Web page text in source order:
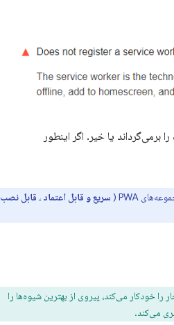
یا خیر. اگر اینطور
سریع و قابل اعتماد ، قابل نصب
خودکار می‌کند، پیروی از بهترین شیوه‌ها را